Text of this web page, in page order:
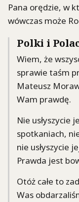
Pana orędzie, w
wówczas może
Polki i
Wiem, że
sprawie taśm
Mateusz
Wam prawdę.
Nie usłyszycie
spotkaniach,
nie usłyszycie
Prawda jest
Otóż całe to
Was